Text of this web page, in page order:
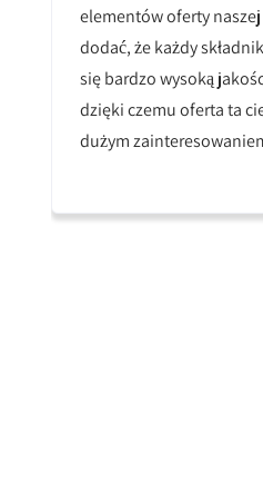
elementów oferty
dodać, że każdy
się bardzo wysoką
dzięki czemu oferta ta
dużym